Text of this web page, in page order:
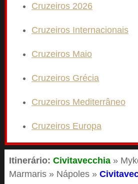
Cruzeiros 2026
Cruzeiros Internacionais
Cruzeiros Maio
Cruzeiros Grécia
Cruzeiros Mediterrâneo
Cruzeiros Europa
Itinerário: Civitavecchia »
Marmaris » Nápoles »